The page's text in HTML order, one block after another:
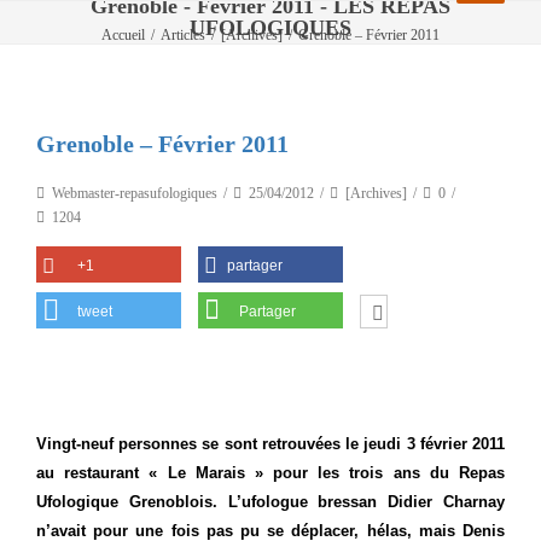
Grenoble - Février 2011 - LES REPAS
UFOLOGIQUES
Accueil / Articles / [Archives] / Grenoble – Février 2011
Grenoble – Février 2011
Webmaster-repasufologiques 25/04/2012 [Archives]
0
1204
+1 partager
tweet Partager
Vingt-neuf personnes se sont retrouvées le jeudi 3 février 2011
au restaurant « Le Marais » pour les trois ans du Repas
Ufologique Grenoblois. L’ufologue bressan Didier Charnay
n’avait pour une fois pas pu se déplacer, hélas, mais Denis